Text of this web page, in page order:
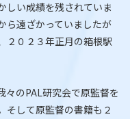
しい成績を残されていま
ら遠ざかっていましたが
２０２３年正月の箱根駅
々のPAL研究会で原監督を
そして原監督の書籍も２